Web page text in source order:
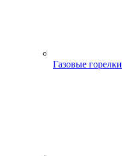
Газовые горелки